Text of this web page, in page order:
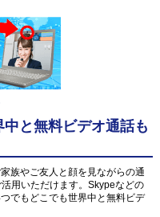
と無料ビデオ通話も
族やご友人と顔を見ながらの通
用いただけます。Skypeなどの
でもどこでも世界中と無料ビデ